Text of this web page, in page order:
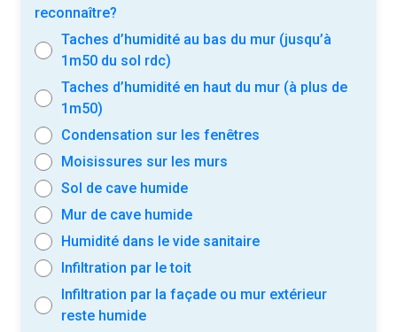
reconnaître?
Taches d’humidité au bas du mur (jusqu’à
1m50 du sol rdc)
Taches d’humidité en haut du mur (à plus de
1m50)
Condensation sur les fenêtres
Moisissures sur les murs
Sol de cave humide
Mur de cave humide
Humidité dans le vide sanitaire
Infiltration par le toit
Infiltration par la façade ou mur extérieur
reste humide